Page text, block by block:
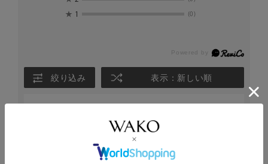
★ 1 (0)
絞り込み 表示：新しい順
包装も味も素晴らしい